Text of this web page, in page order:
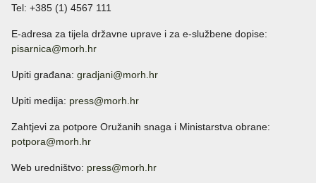
Tel: +385 (1) 4567 111
E-adresa za tijela državne uprave i za e-službene dopise:
pisarnica@morh.hr
Upiti građana: gradjani@morh.hr
Upiti medija: press@morh.hr
Zahtjevi za potpore Oružanih snaga i Ministarstva obrane:
potpora@morh.hr
Web uredništvo: press@morh.hr